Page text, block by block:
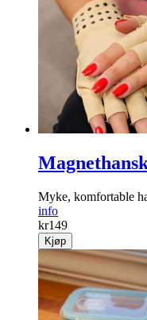
Myke, komfortable
info
kr149
Kjøp